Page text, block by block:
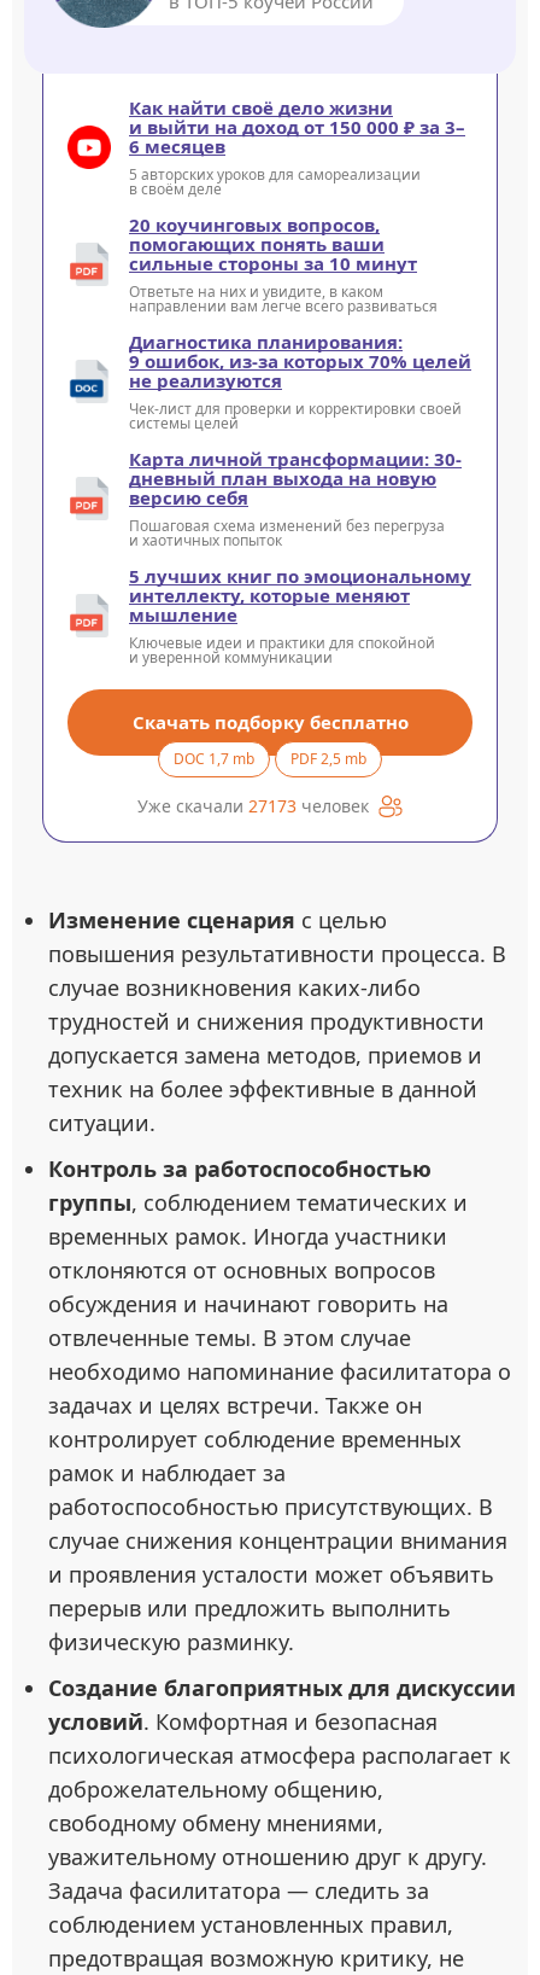
Как найти своё дело жизни
и выйти на доход от 150 000 ₽ за 3–
6 месяцев
5 авторских уроков для самореализации
в своём деле
20 коучинговых вопросов,
помогающих понять ваши
сильные стороны за 10 минут
Ответьте на них и увидите, в каком
направлении вам легче всего развиваться
Диагностика планирования:
9 ошибок, из-за которых 70% целей
не реализуются
Чек-лист для проверки и корректировки своей
системы целей
Карта личной трансформации: 30-
дневный план выхода на новую
версию себя
Пошаговая схема изменений без перегруза
и хаотичных попыток
5 лучших книг по эмоциональному
интеллекту, которые меняют
мышление
Ключевые идеи и практики для спокойной
и уверенной коммуникации
Скачать подборку бесплатно
DOC 1,7 mb PDF 2,5 mb
Уже скачали 27173 человек
Изменение сценария с целью
повышения результативности процесса. В
случае возникновения каких-либо
трудностей и снижения продуктивности
допускается замена методов, приемов и
техник на более эффективные в данной
ситуации.
Контроль за работоспособностью
группы, соблюдением тематических и
временных рамок. Иногда участники
отклоняются от основных вопросов
обсуждения и начинают говорить на
отвлеченные темы. В этом случае
необходимо напоминание фасилитатора о
задачах и целях встречи. Также он
контролирует соблюдение временных
рамок и наблюдает за
работоспособностью присутствующих. В
случае снижения концентрации внимания
и проявления усталости может объявить
перерыв или предложить выполнить
физическую разминку.
Создание благоприятных для дискуссии
условий. Комфортная и безопасная
психологическая атмосфера располагает к
доброжелательному общению,
свободному обмену мнениями,
уважительному отношению друг к другу.
Задача фасилитатора — следить за
соблюдением установленных правил,
предотвращая возможную критику, не